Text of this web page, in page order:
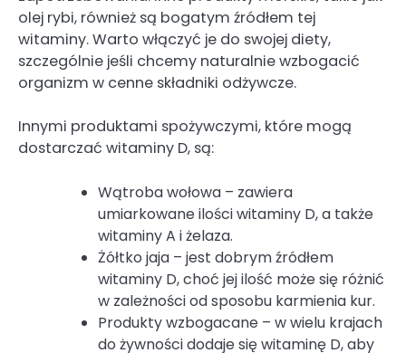
olej rybi, również są bogatym źródłem tej
witaminy. Warto włączyć je do swojej diety,
szczególnie jeśli chcemy naturalnie wzbogacić
organizm w cenne składniki odżywcze.
Innymi produktami spożywczymi, które mogą
dostarczać witaminy D, są:
Wątroba wołowa – zawiera
umiarkowane ilości witaminy D, a także
witaminy A i żelaza.
Żółtko jaja – jest dobrym źródłem
witaminy D, choć jej ilość może się różnić
w zależności od sposobu karmienia kur.
Produkty wzbogacane – w wielu krajach
do żywności dodaje się witaminę D, aby